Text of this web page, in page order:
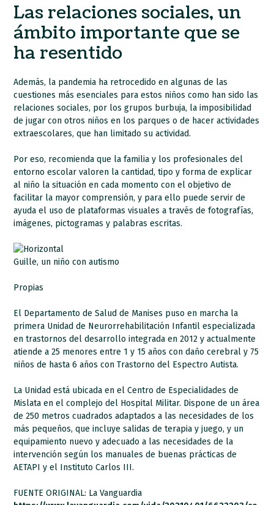
Las relaciones sociales, un
ámbito importante que se
ha resentido
Además, la pandemia ha retrocedido en algunas de las
cuestiones más esenciales para estos niños como han sido las
relaciones sociales, por los grupos burbuja, la imposibilidad
de jugar con otros niños en los parques o de hacer actividades
extraescolares, que han limitado su actividad.
Por eso, recomienda que la familia y los profesionales del
entorno escolar valoren la cantidad, tipo y forma de explicar
al niño la situación en cada momento con el objetivo de
facilitar la mayor comprensión, y para ello puede servir de
ayuda el uso de plataformas visuales a través de fotografías,
imágenes, pictogramas y palabras escritas.
Guille, un niño con autismo
Propias
El Departamento de Salud de Manises puso en marcha la
primera Unidad de Neurorrehabilitación Infantil especializada
en trastornos del desarrollo integrada en 2012 y actualmente
atiende a 25 menores entre 1 y 15 años con daño cerebral y 75
niños de hasta 6 años con Trastorno del Espectro Autista.
La Unidad está ubicada en el Centro de Especialidades de
Mislata en el complejo del Hospital Militar. Dispone de un área
de 250 metros cuadrados adaptados a las necesidades de los
más pequeños, que incluye salidas de terapia y juego, y un
equipamiento nuevo y adecuado a las necesidades de la
intervención según los manuales de buenas prácticas de
AETAPI y el Instituto Carlos III.
FUENTE ORIGINAL: La Vanguardia